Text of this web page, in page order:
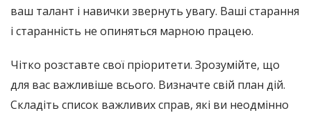
ваш талант і навички звернуть увагу. Ваші старання
і старанність не опиняться марною працею.
Чітко розставте свої пріоритети. Зрозумійте, що
для вас важливіше всього. Визначте свій план дій.
Складіть список важливих справ, які ви неодмінно